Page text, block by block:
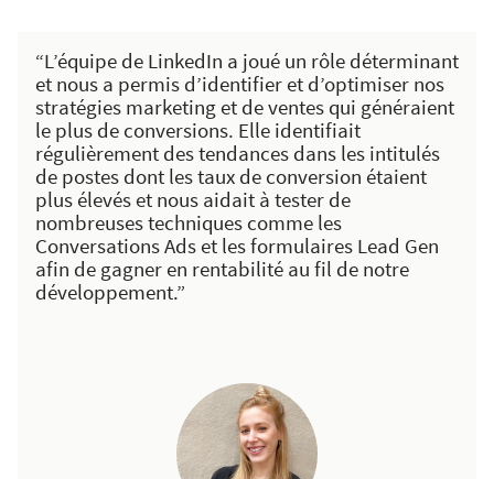
“L’équipe de LinkedIn a joué un rôle déterminant
et nous a permis d’identifier et d’optimiser nos
stratégies marketing et de ventes qui généraient
le plus de conversions. Elle identifiait
régulièrement des tendances dans les intitulés
de postes dont les taux de conversion étaient
plus élevés et nous aidait à tester de
nombreuses techniques comme les
Conversations Ads et les formulaires Lead Gen
afin de gagner en rentabilité au fil de notre
développement.”